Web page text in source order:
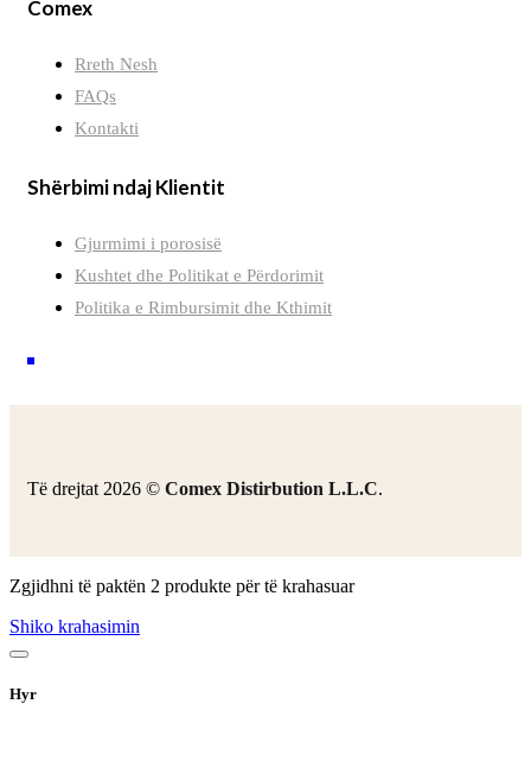
Comex
Rreth Nesh
FAQs
Kontakti
Shërbimi ndaj Klientit
Gjurmimi i porosisë
Kushtet dhe Politikat e Përdorimit
Politika e Rimbursimit dhe Kthimit
Të drejtat 2026 © Comex Distirbution L.L.C.
Zgjidhni të paktën 2 produkte për të krahasuar
Shiko krahasimin
Hyr